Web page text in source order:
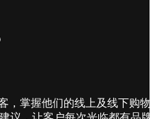
，掌握他们的线上及线下购物